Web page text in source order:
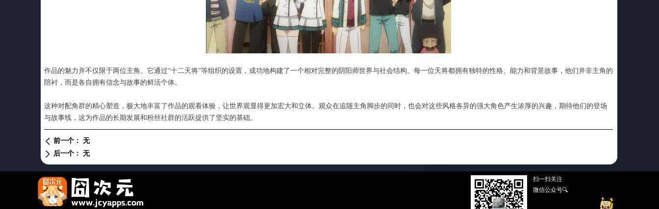
作品的魅力并不仅限于两位主角。它通过“十二天将”等组织的设置，成功地构建了一个相对完整的阴阳师世界与社会结构。每一位天将都拥有独特的性格、能力和背景故事，他们并非主角的
陪衬，而是各自拥有信念与故事的鲜活个体。
这种对配角群的精心塑造，极大地丰富了作品的观看体验，让世界观显得更加宏大和立体。观众在追随主角脚步的同时，也会对这些风格各异的强大角色产生浓厚的兴趣，期待他们的登场
与故事线，这为作品的长期发展和粉丝社群的活跃提供了坚实的基础。
ꄴ 前一个： 无
ꄲ 后一个： 无
扫一扫关注
微信公众号🔍